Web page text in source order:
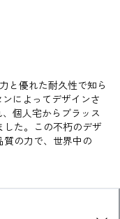
と優れた耐久性で知ら
によってデザインさ
個人宅からブラッス
した。この不朽のデザ
の力で、世界中の